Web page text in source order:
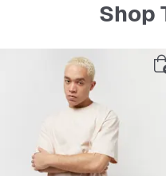
Shop